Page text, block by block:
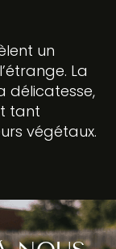
un
La
délicatesse,
tant
végétaux.